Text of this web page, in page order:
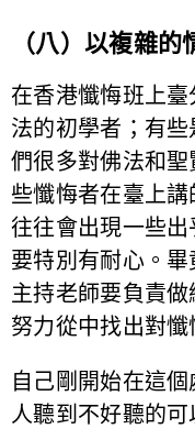
（八）以複雜
在香港懺悔班上
法的初學者；有
們很多對佛法和
些懺悔者在臺上講
往往會出現一些
要特別有耐心。畢
主持老師要負責做
努力從中找出對懺
自己剛開始在這
人聽到不好聽的